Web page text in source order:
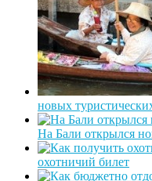
новых
На Бали открылся
охотничий билет